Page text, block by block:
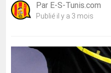
Par E-S-Tunis.com
Publié il y a 3 mois